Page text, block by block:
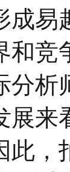
成易
和竞
分析
展来
此，